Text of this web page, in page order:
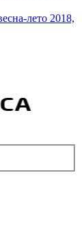
лето 2018,